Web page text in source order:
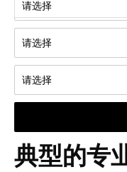
请选择
请选择
请选择
典型的专